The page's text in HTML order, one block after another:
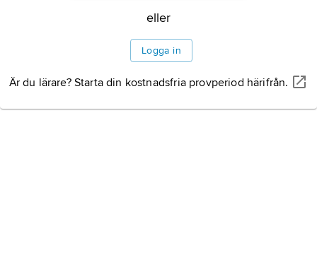
eller
Logga in
Är du lärare? Starta din kostnadsfria provperiod härifrån.